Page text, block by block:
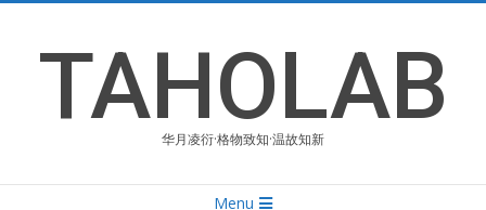
contentTAHOLAB
华月凌衍·格物致知·温故知新
Menu